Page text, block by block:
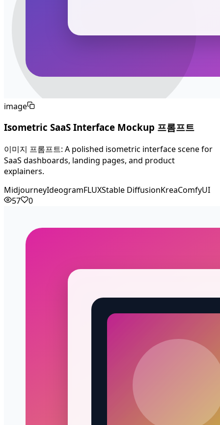
image
Isometric SaaS Interface Mockup 프롬프트
이미지 프롬프트: A polished isometric interface scene for
SaaS dashboards, landing pages, and product
explainers.
MidjourneyIdeogramFLUXStable DiffusionKreaComfyUI
57
0